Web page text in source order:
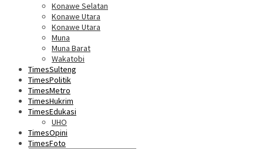
Konawe Selatan
Konawe Utara
Konawe Utara
Muna
Muna Barat
Wakatobi
TimesSulteng
TimesPolitik
TimesMetro
TimesHukrim
TimesEdukasi
UHO
TimesOpini
TimesFoto